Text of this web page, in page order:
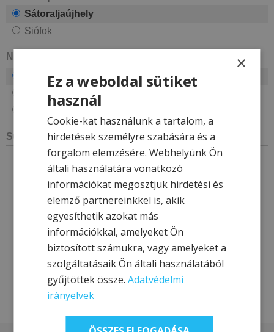
Sátoraljaújhely
Siófok
Number of stars
Not set
SOCIAL NETWORKS
×
Ez a weboldal sütiket
használ
Cookie-kat használunk a tartalom, a
hirdetések személyre szabására és a
forgalom elemzésére. Webhelyünk Ön
általi használatára vonatkozó
információkat megosztjuk hirdetési és
elemző partnereinkkel is, akik
egyesíthetik azokat más
információkkal, amelyeket Ön
biztosított számukra, vagy amelyeket a
szolgáltatásaik Ön általi használatából
gyűjtöttek össze.Adatvédelmi
irányelvek